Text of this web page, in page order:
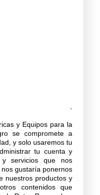
y Equipos para la
se compromete a
y solo usaremos tu
tu cuenta y
y servicios que nos
gustaría ponernos
nuestros productos y
contenidos que